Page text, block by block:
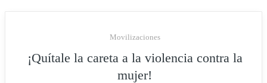
Movilizaciones
¡Quítale la careta a la violencia contra la
mujer!